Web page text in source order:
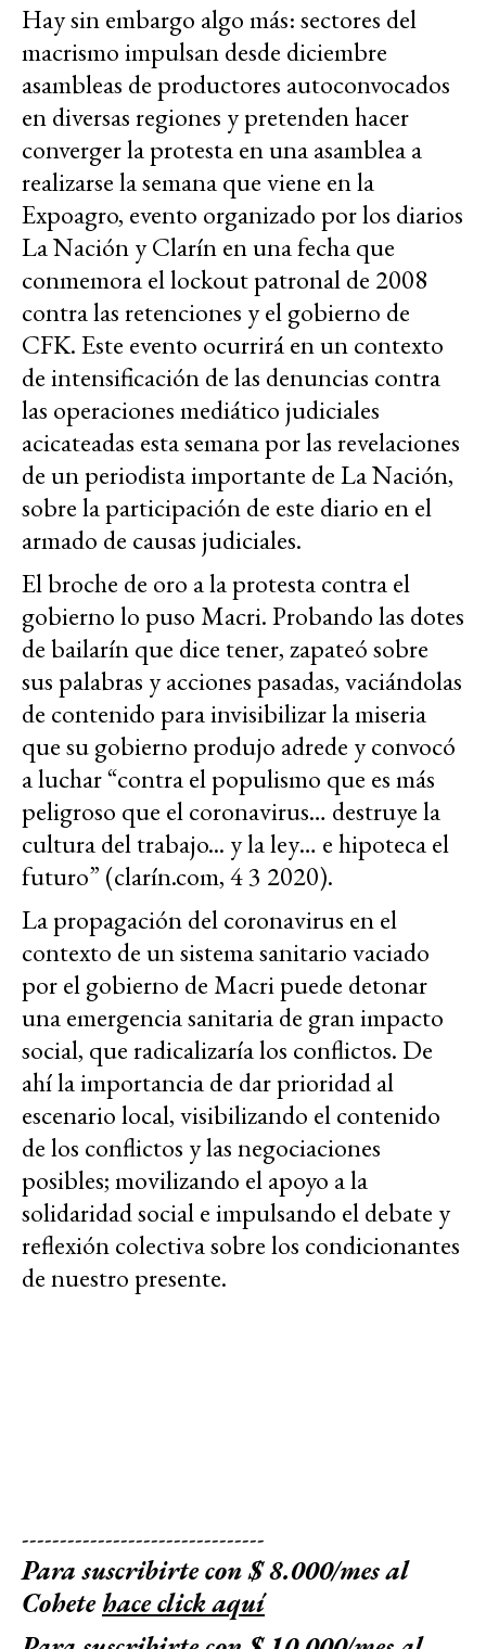
Hay sin embargo algo más: sectores del
macrismo impulsan desde diciembre
asambleas de productores autoconvocados
en diversas regiones y pretenden hacer
converger la protesta en una asamblea a
realizarse la semana que viene en la
Expoagro, evento organizado por los diarios
La Nación y Clarín en una fecha que
conmemora el lockout patronal de 2008
contra las retenciones y el gobierno de
CFK. Este evento ocurrirá en un contexto
de intensificación de las denuncias contra
las operaciones mediático judiciales
acicateadas esta semana por las revelaciones
de un periodista importante de La Nación,
sobre la participación de este diario en el
armado de causas judiciales.
El broche de oro a la protesta contra el
gobierno lo puso Macri. Probando las dotes
de bailarín que dice tener, zapateó sobre
sus palabras y acciones pasadas, vaciándolas
de contenido para invisibilizar la miseria
que su gobierno produjo adrede y convocó
a luchar “contra el populismo que es más
peligroso que el coronavirus… destruye la
cultura del trabajo... y la ley… e hipoteca el
futuro” (clarín.com, 4 3 2020).
La propagación del coronavirus en el
contexto de un sistema sanitario vaciado
por el gobierno de Macri puede detonar
una emergencia sanitaria de gran impacto
social, que radicalizaría los conflictos. De
ahí la importancia de dar prioridad al
escenario local, visibilizando el contenido
de los conflictos y las negociaciones
posibles; movilizando el apoyo a la
solidaridad social e impulsando el debate y
reflexión colectiva sobre los condicionantes
de nuestro presente.
--------------------------------
Para suscribirte con $ 8.000/mes al
Cohetehace click aquí